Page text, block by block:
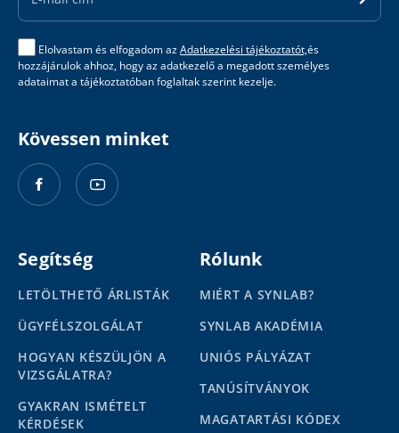
Elolvastam és elfogadom azAdatkezelési tájékoztatót,és
hozzájárulok ahhoz, hogy az adatkezelő a megadott személyes
adataimat a tájékoztatóban foglaltak szerint kezelje.
Kövessen minket
Segítség
LETÖLTHETŐ ÁRLISTÁK
ÜGYFÉLSZOLGÁLAT
HOGYAN KÉSZÜLJÖN A
VIZSGÁLATRA?
GYAKRAN ISMÉTELT
KÉRDÉSEK
Rólunk
MIÉRT A SYNLAB?
SYNLAB AKADÉMIA
UNIÓS PÁLYÁZAT
TANÚSÍTVÁNYOK
MAGATARTÁSI KÓDEX